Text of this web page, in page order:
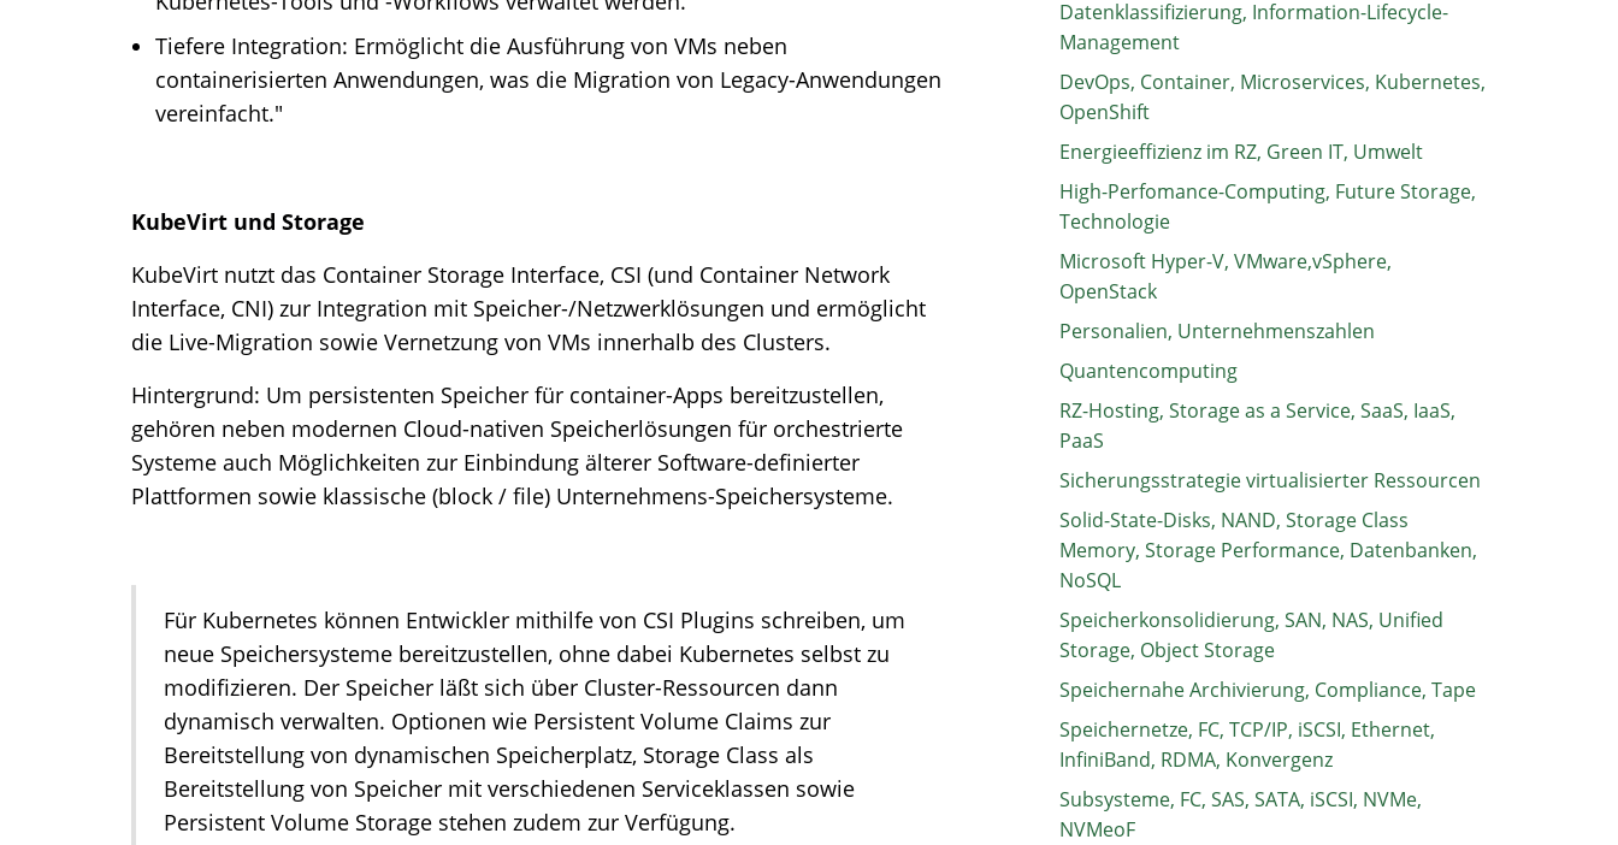
Tiefere Integration: Ermöglicht die Ausführung von VMs neben
containerisierten Anwendungen, was die Migration von Legacy-Anwendungen
vereinfacht."
KubeVirt und Storage
KubeVirt nutzt das Container Storage Interface, CSI (und Container Network
Interface, CNI) zur Integration mit Speicher-/Netzwerklösungen und ermöglicht
die Live-Migration sowie Vernetzung von VMs innerhalb des Clusters.
Hintergrund: Um persistenten Speicher für container-Apps bereitzustellen,
gehören neben modernen Cloud-nativen Speicherlösungen für orchestrierte
Systeme auch Möglichkeiten zur Einbindung älterer Software-definierter
Plattformen sowie klassische (block / file) Unternehmens-Speichersysteme.
Für Kubernetes können Entwickler mithilfe von CSI Plugins schreiben, um
neue Speichersysteme bereitzustellen, ohne dabei Kubernetes selbst zu
modifizieren. Der Speicher läßt sich über Cluster-Ressourcen dann
dynamisch verwalten. Optionen wie Persistent Volume Claims zur
Bereitstellung von dynamischen Speicherplatz, Storage Class als
Bereitstellung von Speicher mit verschiedenen Serviceklassen sowie
Persistent Volume Storage stehen zudem zur Verfügung.
Datenklassifizierung, Information-Lifecycle-
Management
DevOps, Container, Microservices, Kubernetes,
OpenShift
Energieeffizienz im RZ, Green IT, Umwelt
High-Perfomance-Computing, Future Storage,
Technologie
Microsoft Hyper-V, VMware,vSphere,
OpenStack
Personalien, Unternehmenszahlen
Quantencomputing
RZ-Hosting, Storage as a Service, SaaS, IaaS,
PaaS
Sicherungsstrategie virtualisierter Ressourcen
Solid-State-Disks, NAND, Storage Class
Memory, Storage Performance, Datenbanken,
NoSQL
Speicherkonsolidierung, SAN, NAS, Unified
Storage, Object Storage
Speichernahe Archivierung, Compliance, Tape
Speichernetze, FC, TCP/IP, iSCSI, Ethernet,
InfiniBand, RDMA, Konvergenz
Subsysteme, FC, SAS, SATA, iSCSI, NVMe,
NVMeoF